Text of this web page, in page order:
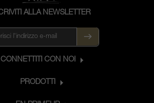
ALLA NEWSLETTER
CONNETTITI CON NOI
PRODOTTI